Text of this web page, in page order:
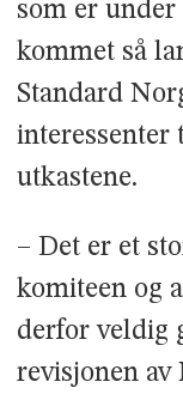
som er under
kommet så
Standard
interessenter
utkastene.
– Det er et
komiteen og
derfor veldig
revisjonen av